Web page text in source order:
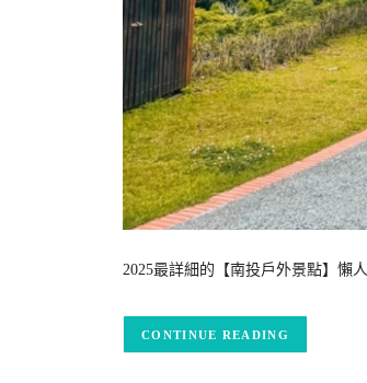
2025最詳細的【南投戶外景點】懶
CONTINUE READING